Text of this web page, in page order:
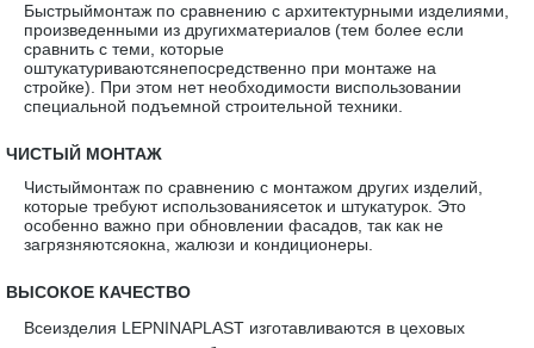
Быстрыймонтаж по сравнению с архитектурными изделиями,
произведенными из другихматериалов (тем более если
сравнить с теми, которые
оштукатуриваютсянепосредственно при монтаже на
стройке). При этом нет необходимости виспользовании
специальной подъемной строительной техники.
ЧИСТЫЙ МОНТАЖ
Чистыймонтаж по сравнению с монтажом других изделий,
которые требуют использованиясеток и штукатурок. Это
особенно важно при обновлении фасадов, так как не
загрязняютсяокна, жалюзи и кондиционеры.
ВЫСОКОЕ КАЧЕСТВО
Всеизделия LEPNINAPLAST изготавливаются в цеховых